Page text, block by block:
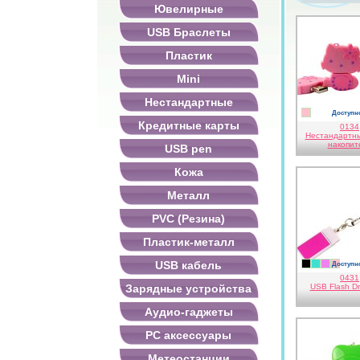
0134
розовий
0431
USB Flash
черный
голубой
Ювелирные
USB Браслеты
Пластик
Mini
Нестандартные
Кредитные карты
USB pen
Кожа
Металл
PVC (Резина)
Пластик-металл
USB кабель
Зарядные устройства
Аудио-гаджеты
PC аксессуары